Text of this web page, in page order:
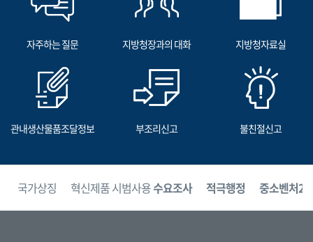
자주하는 질문 지방청장과의 대화 지방청자료실
관내생산물품조달정보 부조리신고 불친절신고
국가상징 혁신제품 시범사용수요조사 적극행정 중소벤처24